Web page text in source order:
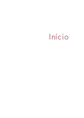
Início